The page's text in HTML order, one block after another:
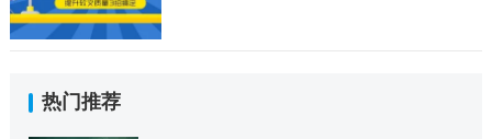
热门推荐